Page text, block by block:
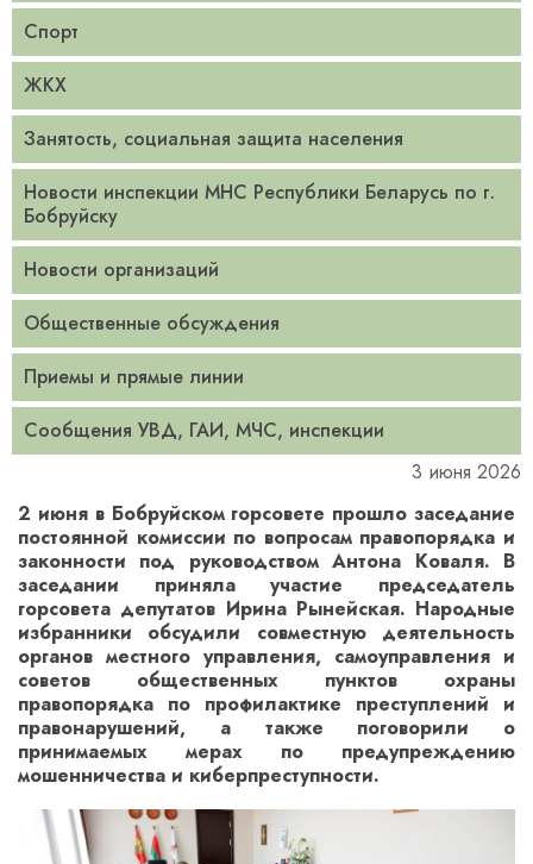
Спорт
ЖКХ
Занятость, социальная защита населения
Новости инспекции МНС Республики Беларусь по г.
Бобруйску
Новости организаций
Общественные обсуждения
Приемы и прямые линии
Сообщения УВД, ГАИ, МЧС, инспекции
3 июня 2026
2 июня в Бобруйском горсовете прошло заседание
постоянной комиссии по вопросам правопорядка и
законности под руководством Антона Коваля. В
заседании приняла участие председатель
горсовета депутатов Ирина Рынейская. Народные
избранники обсудили совместную деятельность
органов местного управления, самоуправления и
советов общественных пунктов охраны
правопорядка по профилактике преступлений и
правонарушений, а также поговорили о
принимаемых мерах по предупреждению
мошенничества и киберпреступности.